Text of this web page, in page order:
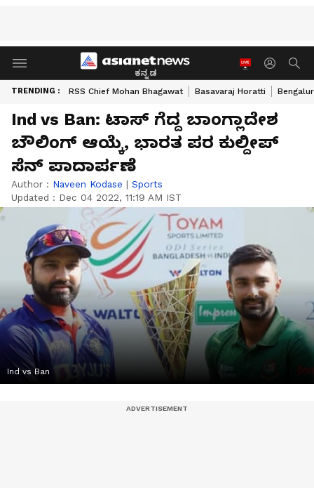
ಕನ್ನಡ
TRENDING : RSS Chief Mohan Bhagawat Basavaraj Horatti
Ind vs Ban: ಟಾಸ್ ಗೆದ್ದ ಬಾಂಗ್ಲಾದೇಶ
ಬೌಲಿಂಗ್ ಆಯ್ಕೆ, ಭಾರತ ಪರ ಕುಲ್ದೀಪ್
ಸೆನ್‌ ಪಾದಾರ್ಪಣೆ
Author : Naveen Kodase | Sports
Updated : Dec 04 2022, 11:19 AM IST
Ind vs Ban